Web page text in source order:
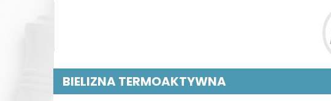
BIELIZNA TERMOAKTYWNA